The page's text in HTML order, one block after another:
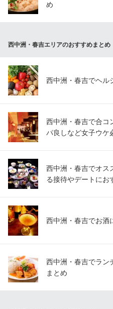
め
西中洲・春吉エリアのおすすめまとめ
西中洲・春吉でヘル
西中洲・春吉で合コ
パ良しなど女子ウケ
西中洲・春吉でオス
る接待やデートにお
西中洲・春吉でお酒
西中洲・春吉でラン
まとめ